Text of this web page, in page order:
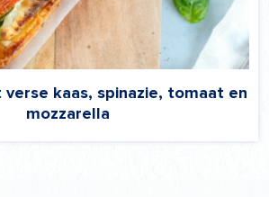
kaas, spinazie, tomaat en
mozzarella